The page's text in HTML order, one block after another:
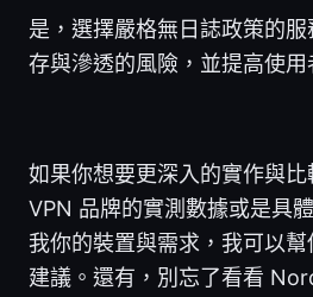
是，選擇嚴格無日誌政策的
存與滲透的風險，並提高使用
如果你想要更深入的實作與
VPN 品牌的實測數據或是具
我你的裝置與需求，我可以
建議。還有，別忘了看看